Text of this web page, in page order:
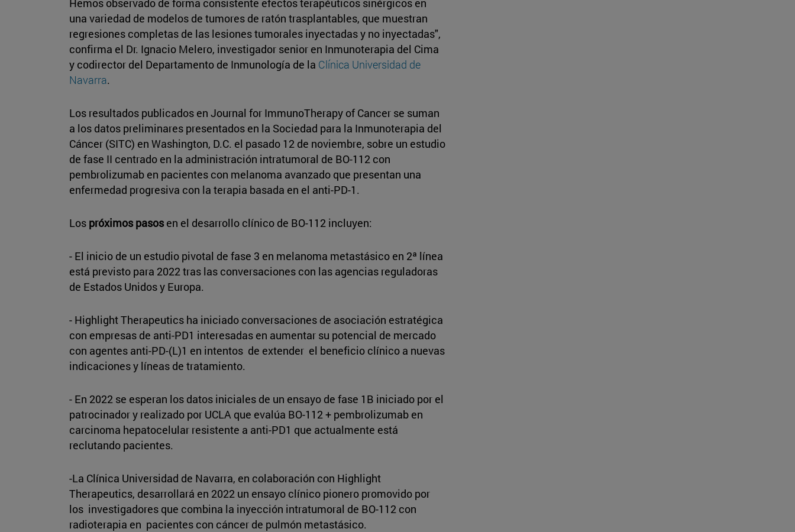
Hemos observado de forma consistente efectos terapéuticos sinérgicos en
una variedad de modelos de tumores de ratón trasplantables, que muestran
regresiones completas de las lesiones tumorales inyectadas y no inyectadas",
confirma el Dr. Ignacio Melero, investigador senior en Inmunoterapia del Cima
y codirector del Departamento de Inmunología de la Clínica Universidad de
Navarra.
Los resultados publicados en Journal for ImmunoTherapy of Cancer se suman
a los datos preliminares presentados en la Sociedad para la Inmunoterapia del
Cáncer (SITC) en Washington, D.C. el pasado 12 de noviembre, sobre un estudio
de fase II centrado en la administración intratumoral de BO-112 con
pembrolizumab en pacientes con melanoma avanzado que presentan una
enfermedad progresiva con la terapia basada en el anti-PD-1.
Los próximos pasosen el desarrollo clínico de BO-112 incluyen:
- El inicio de un estudio pivotal de fase 3 en melanoma metastásico en 2ª línea
está previsto para 2022 tras las conversaciones con las agencias reguladoras
de Estados Unidos y Europa.
- Highlight Therapeutics ha iniciado conversaciones de asociación estratégica
con empresas de anti-PD1 interesadas en aumentar su potencial de mercado
con agentes anti-PD-(L)1 en intentos de extender el beneficio clínico a nuevas
indicaciones y líneas de tratamiento.
- En 2022 se esperan los datos iniciales de un ensayo de fase 1B iniciado por el
patrocinador y realizado por UCLA que evalúa BO-112 + pembrolizumab en
carcinoma hepatocelular resistente a anti-PD1 que actualmente está
reclutando pacientes.
-La Clínica Universidad de Navarra, en colaboración con Highlight
Therapeutics, desarrollará en 2022 un ensayo clínico pionero promovido por
los investigadores que combina la inyección intratumoral de BO-112 con
radioterapia en pacientes con cáncer de pulmón metastásico.